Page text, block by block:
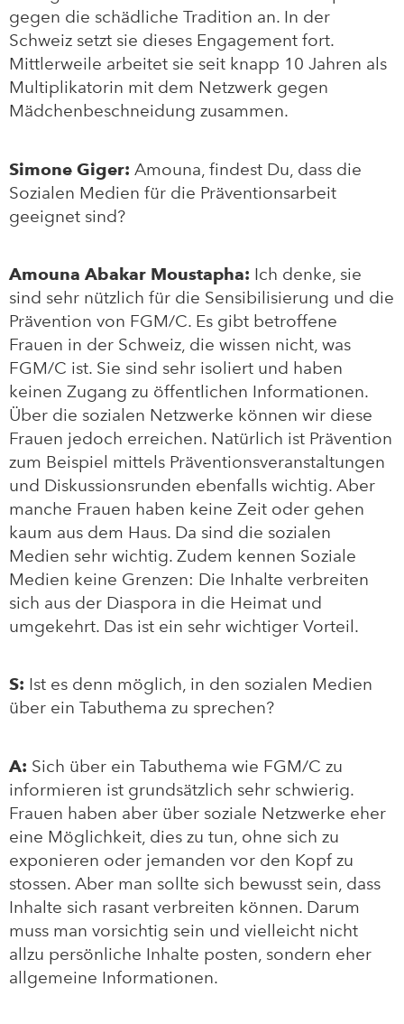
gegen die schädliche Tradition an. In der
Schweiz setzt sie dieses Engagement fort.
Mittlerweile arbeitet sie seit knapp 10 Jahren als
Multiplikatorin mit dem Netzwerk gegen
Mädchenbeschneidung zusammen.
Simone Giger: Amouna, findest Du, dass die
Sozialen Medien für die Präventionsarbeit
geeignet sind?
Amouna Abakar Moustapha: Ich denke, sie
sind sehr nützlich für die Sensibilisierung und die
Prävention von FGM/C. Es gibt betroffene
Frauen in der Schweiz, die wissen nicht, was
FGM/C ist. Sie sind sehr isoliert und haben
keinen Zugang zu öffentlichen Informationen.
Über die sozialen Netzwerke können wir diese
Frauen jedoch erreichen. Natürlich ist Prävention
zum Beispiel mittels Präventionsveranstaltungen
und Diskussionsrunden ebenfalls wichtig. Aber
manche Frauen haben keine Zeit oder gehen
kaum aus dem Haus. Da sind die sozialen
Medien sehr wichtig. Zudem kennen Soziale
Medien keine Grenzen: Die Inhalte verbreiten
sich aus der Diaspora in die Heimat und
umgekehrt. Das ist ein sehr wichtiger Vorteil.
S: Ist es denn möglich, in den sozialen Medien
über ein Tabuthema zu sprechen?
A: Sich über ein Tabuthema wie FGM/C zu
informieren ist grundsätzlich sehr schwierig.
Frauen haben aber über soziale Netzwerke eher
eine Möglichkeit, dies zu tun, ohne sich zu
exponieren oder jemanden vor den Kopf zu
stossen. Aber man sollte sich bewusst sein, dass
Inhalte sich rasant verbreiten können. Darum
muss man vorsichtig sein und vielleicht nicht
allzu persönliche Inhalte posten, sondern eher
allgemeine Informationen.